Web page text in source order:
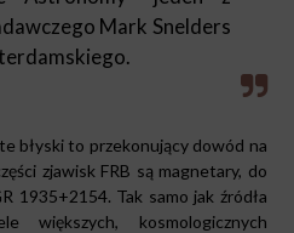
Mark Snelders
błyski to przekonujący dowód na
zjawisk FRB są magnetary, do
1935+2154. Tak samo jak źródła
kosmologicznych